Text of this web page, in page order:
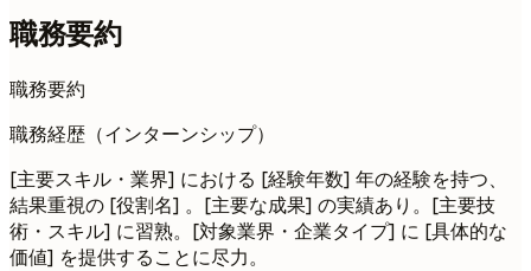
職務要約
職務要約
職務経歴（インターンシップ）
[主要スキル・業界] における [経験年数] 年の経験を持つ、
結果重視の [役割名] 。[主要な成果] の実績あり。[主要技
術・スキル] に習熟。[対象業界・企業タイプ] に [具体的な
価値] を提供することに尽力。